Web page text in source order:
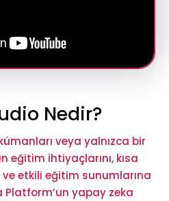
Nedir?
veya yalnızca bir
eğitim ihtiyaçlarını, kısa
ve etkili eğitim sunumlarına
Platform’un yapay zeka